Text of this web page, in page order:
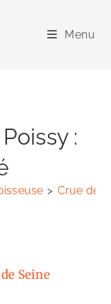
Menu
:
> Crue de
Seine